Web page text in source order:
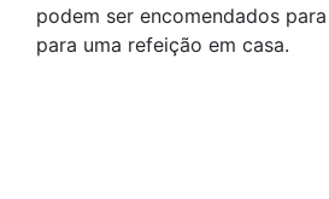
podem ser encomendados
para uma refeição em casa.